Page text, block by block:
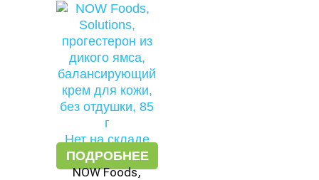
Нет на складе
ПОДРОБНЕЕ
NOW Foods,